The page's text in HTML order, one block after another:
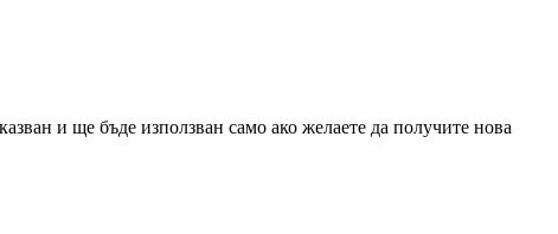
и ще бъде използван само ако желаете да получите нова